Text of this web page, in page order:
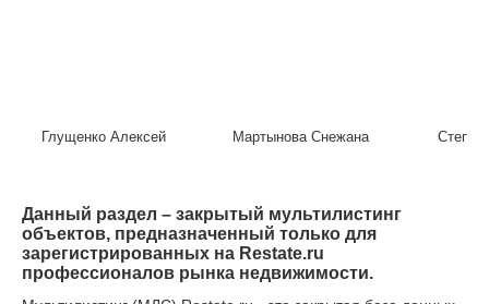
Глущенко Алексей Мартынова Снежана
Данный раздел – закрытый мультилистинг
объектов, предназначенный только для
зарегистрированных на Restate.ru
профессионалов рынка недвижимости.